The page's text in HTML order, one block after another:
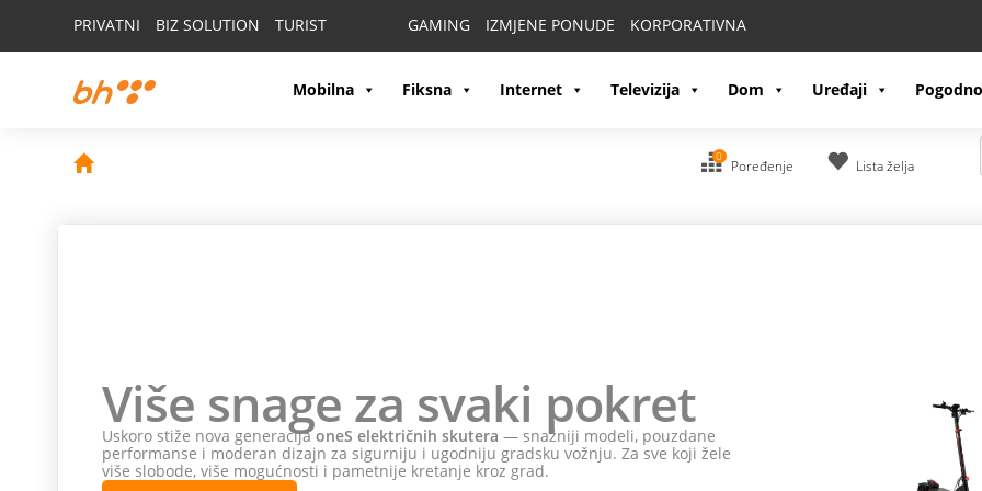
PRIVATNI BIZ SOLUTION TURIST GAMING IZMJENE PONUDE KORPORATIVNA
Mobilna Fiksna Internet Televizija Dom Uređaji
0
Poređenje Lista želja
Više snage za svaki pokret
Uskoro stiže nova generacijaoneS električnih skutera — snažniji modeli, pouzdane
performanse i moderan dizajn za sigurniju i ugodniju gradsku vožnju. Za sve koji žele
više slobode, više mogućnosti i pametnije kretanje kroz grad.